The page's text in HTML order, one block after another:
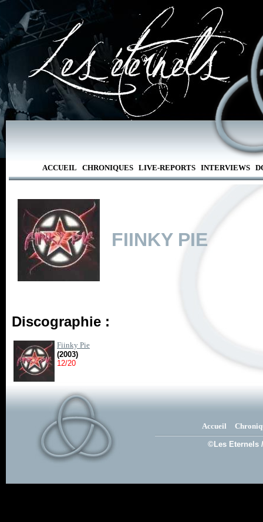
ACCUEIL CHRONIQUES LIVE-REPORTS INTERVIEWS
FIINKY PIE
Discographie :
Fiinky Pie
(2003)
12/20
Accueil
©Les Eternels